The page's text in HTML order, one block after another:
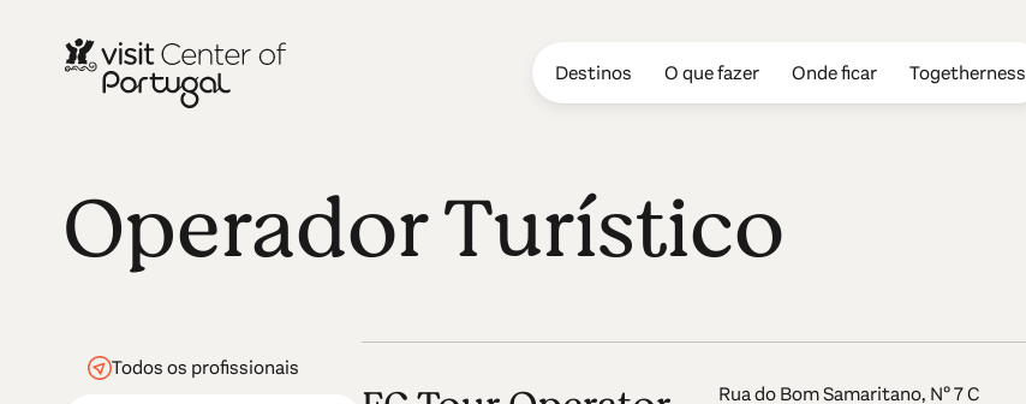
Destinos O que fazer Onde ficar Togetherness
Operador Turístico
Todos os profissionais
Rua do Bom Samaritano, Nº 7 C